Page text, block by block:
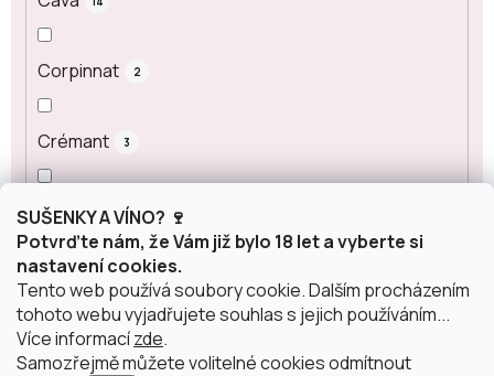
SUŠENKY A VÍNO? 🍷
Potvrďte nám, že Vám již bylo 18 let a vyberte si
nastavení cookies.
Tento web používá soubory cookie. Dalším procházením
tohoto webu vyjadřujete souhlas s jejich používáním...
Více informacízde.
Samozřejmě můžete volitelné cookies odmítnout
Corpinnat 2
Crémant 3
Franciacorta 3
Champagne 15
Prosecco 26